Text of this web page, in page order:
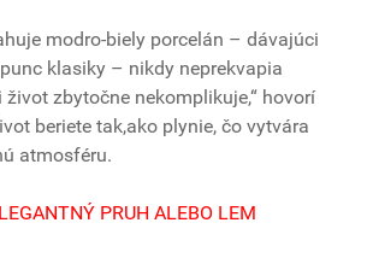
modro-biely porcelán – dávajúci
klasiky – nikdy neprekvapia
zbytočne nekomplikuje,“ hovorí
beriete tak,ako plynie, čo vytvára
atmosféru.
PRUH ALEBO LEM